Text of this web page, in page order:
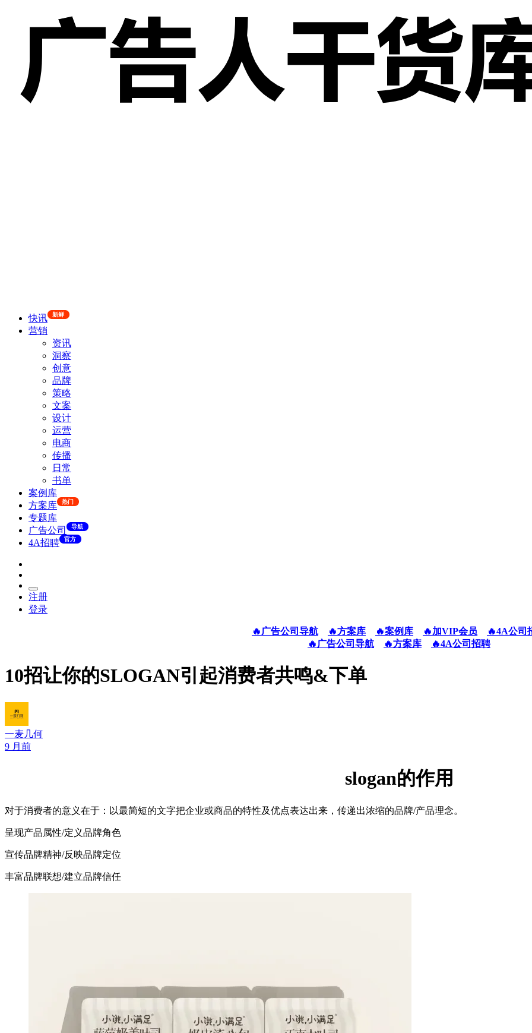
快讯 新鲜
营销
资讯
洞察
创意
品牌
策略
文案
设计
运营
电商
传播
日常
书单
案例库
方案库
热门
专题库
广告公司
导航
4A招聘 官方
注册
登录
🔥广告公司导航 🔥方案库 🔥案例库 🔥加VIP会员
🔥4A公司
🔥广告公司导航
🔥方案库 🔥4A公司招聘
10招让你的SLOGAN引起消费者共鸣&下单
一麦几何
9 月前
slogan的作用
对于消费者的意义在于：以最简短的文字把企业或商品的特性及优点表达出来，传递出浓缩的品牌/产品理念。
呈现产品属性/定义品牌角色
宣传品牌精神/反映品牌定位
丰富品牌联想/建立品牌信任